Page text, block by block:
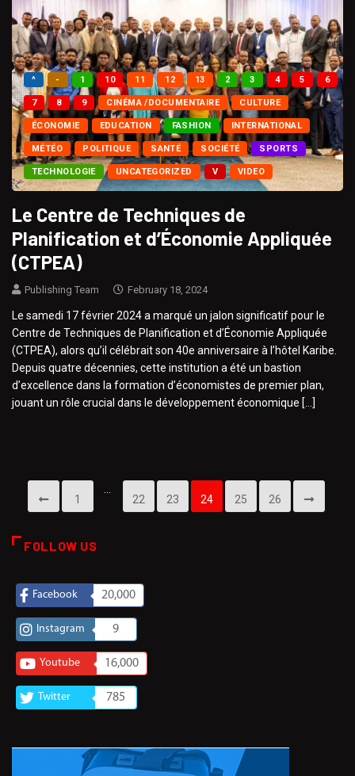
^ - 1 10 11 12 13 2 3 4 5 6
7 8 9 CINÉMA /DOCUMENTAIRE CULTURE
ÉCONOMIE EDUCATION FASHION INTERNATIONAL
MÉTÉO POLITIQUE SANTÉ SOCIÉTÉ SPORTS
TECHNOLOGIE UNCATEGORIZED V VIDEO
Le Centre de Techniques de
Planification et d’Économie Appliquée
(CTPEA)
Publishing Team February 18, 2024
Le samedi 17 février 2024 a marqué un jalon significatif pour le
Centre de Techniques de Planification et d’Économie Appliquée
(CTPEA), alors qu’il célébrait son 40e anniversaire à l’hôtel Karibe.
Depuis quatre décennies, cette institution a été un bastion
d’excellence dans la formation d’économistes de premier plan,
jouant un rôle crucial dans le développement économique […]
1
22
23 24 25 26
FOLLOW US
Facebook 20,000
Instagram 9
Youtube 16,000
Twitter 785